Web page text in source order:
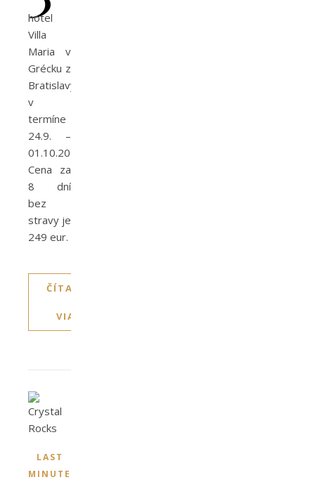
hotel
Villa
Maria v
Grécku z
Bratislavy
v
termíne
24.9. –
01.10.2019.
Cena za
8 dní
bez
stravy je
249 eur.
ČÍTAJTE
VIAC
LAST
MINUTE